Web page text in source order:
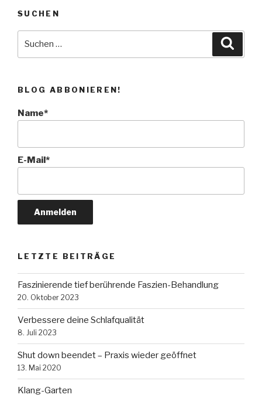
SUCHEN
BLOG ABBONIEREN!
Name*
E-Mail*
LETZTE BEITRÄGE
Faszinierende tief berührende Faszien-Behandlung
20. Oktober 2023
Verbessere deine Schlafqualität
8. Juli 2023
Shut down beendet – Praxis wieder geöffnet
13. Mai 2020
Klang-Garten